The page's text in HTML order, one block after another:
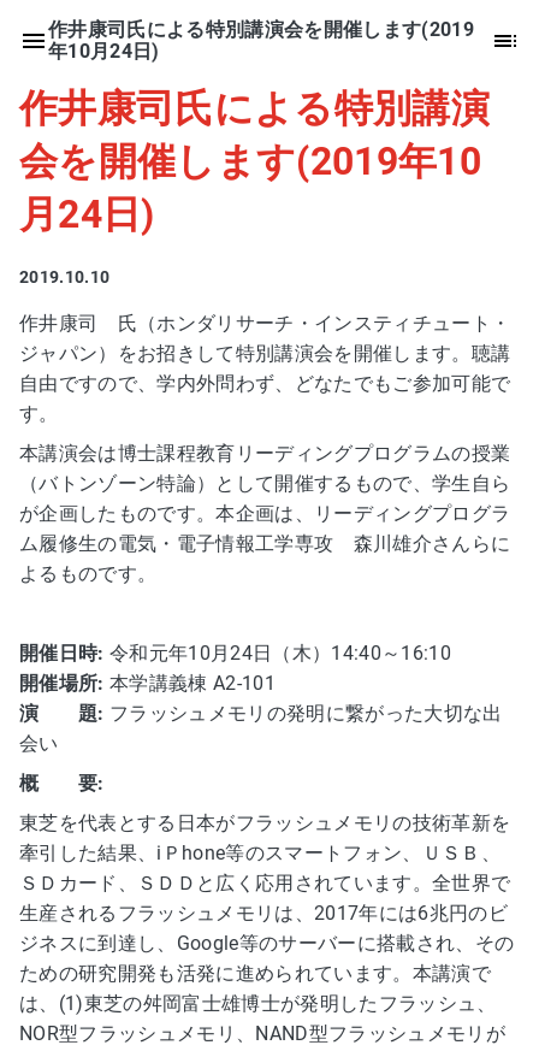
作井康司氏による特別講演会を開催します(2019
年10月24日)
作井康司氏による特別講演
会を開催します(2019年10
月24日)
2019.10.10
作井康司 氏（ホンダリサーチ・インスティチュート・
ジャパン）をお招きして特別講演会を開催します。聴講
自由ですので、学内外問わず、どなたでもご参加可能で
す。
本講演会は博士課程教育リーディングプログラムの授業
（バトンゾーン特論）として開催するもので、学生自ら
が企画したものです。本企画は、リーディングプログラ
ム履修生の電気・電子情報工学専攻 森川雄介さんらに
よるものです。
開催日時: 令和元年10月24日（木）14:40～16:10
開催場所: 本学講義棟 A2-101
演 題: フラッシュメモリの発明に繋がった大切な出
会い
概 要:
東芝を代表とする日本がフラッシュメモリの技術革新を
牽引した結果、iＰhone等のスマートフォン、ＵＳＢ、
ＳＤカード、ＳＤＤと広く応用されています。全世界で
生産されるフラッシュメモリは、2017年には6兆円のビ
ジネスに到達し、Google等のサーバーに搭載され、その
ための研究開発も活発に進められています。本講演で
は、(1)東芝の舛岡富士雄博士が発明したフラッシュ、
NOR型フラッシュメモリ、NAND型フラッシュメモリが